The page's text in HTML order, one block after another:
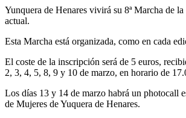
Yunquera de Henares vivirá su 8ª Marcha de
actual.
Esta Marcha está organizada, como en cada
El coste de la inscripción será de 5 euros,
2, 3, 4, 5, 8, 9 y 10 de marzo, en horario de
Los días 13 y 14 de marzo habrá un photocall
de Mujeres de Yuquera de Henares.